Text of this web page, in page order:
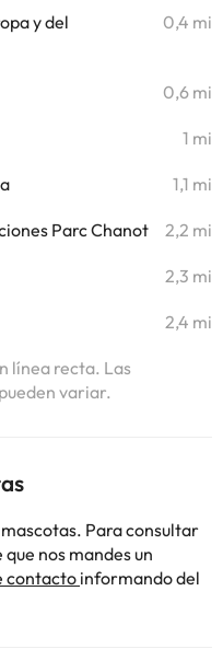
y del
0,4 mi
0,6 mi
1 mi
1,1 mi
Parc Chanot 2,2 mi
2,3 mi
2,4 mi
línea recta. Las
variar.
Para consultar
nos mandes un
contacto informando del